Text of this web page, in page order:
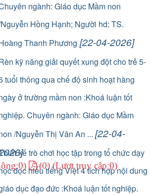
ngành: Giáo dục Mầm non
Hồng Hạnh; Người hd: TS.
Thanh Phương [22-04-2026]
(0) (Lượt truy cập:0)
kỹ năng giải quyết xung đột cho trẻ 5-
tuổi thông qua chế độ sinh hoạt hàng
ở trường mầm non :Khoá luận tốt
Chuyên ngành: Giáo dục Mầm
/Nguyễn Thị Vân An ... [22-04-
(0) (Lượt truy cập:0)
kế trò chơi học tập trong tổ chức dạy
đọc hiểu tiếng Việt 4 tích hợp nội dung
dục đạo đức :Khoá luận tốt nghiệp.